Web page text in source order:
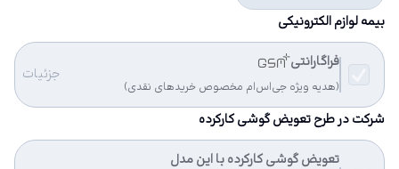
بیمه لوازم الکترونیکی
فراگارانتی
(هدیه ویژه جی‌اس‌ام مخصوص خریدهای نقدی)
جزئیات
شرکت در طرح تعویض گوشی کارکرده
تعویض گوشی کارکرده با این مدل